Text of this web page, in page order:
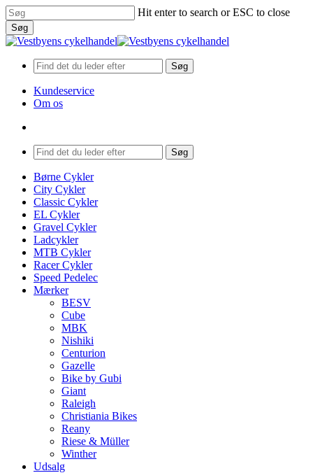
Skip
to
main
content
Hit enter to search or ESC to close
Søg
Close
Søg
Kundeservice
Om os
Menu
Søg
search
Menu
Børne Cykler
City Cykler
Classic Cykler
EL Cykler
Gravel Cykler
Ladcykler
MTB Cykler
Racer Cykler
Speed Pedelec
Mærker
BESV
Cube
MBK
Nishiki
Centurion
Gazelle
Bike by Gubi
Giant
Raleigh
Christiania Bikes
Reany
Riese & Müller
Winther
Udsalg